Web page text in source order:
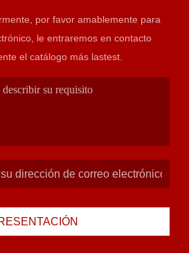
por favor amablemente para
le entraremos en contacto
pronto a presente el catálogo más lastest.